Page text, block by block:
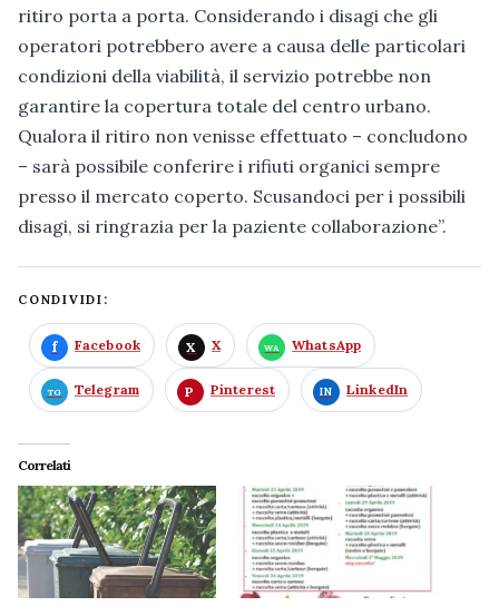
ritiro porta a porta. Considerando i disagi che gli
operatori potrebbero avere a causa delle particolari
condizioni della viabilità, il servizio potrebbe non
garantire la copertura totale del centro urbano.
Qualora il ritiro non venisse effettuato – concludono
– sarà possibile conferire i rifiuti organici sempre
presso il mercato coperto. Scusandoci per i possibili
disagi, si ringrazia per la paziente collaborazione”.
CONDIVIDI:
Facebook X WhatsApp
Telegram Pinterest LinkedIn
Correlati